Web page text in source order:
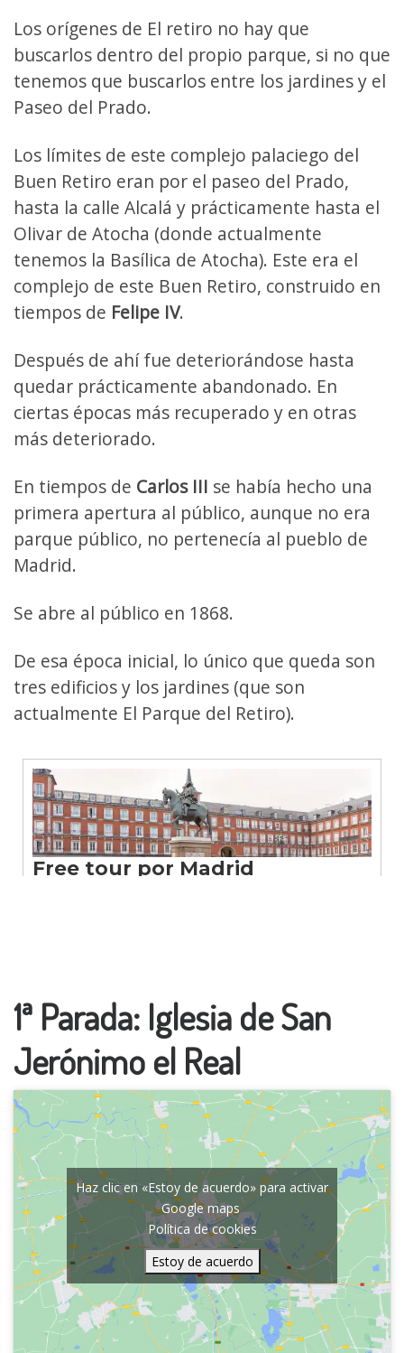
Los orígenes de El retiro no hay que
buscarlos dentro del propio parque, si no que
tenemos que buscarlos entre los jardines y el
Paseo del Prado.
Los límites de este complejo palaciego del
Buen Retiro eran por el paseo del Prado,
hasta la calle Alcalá y prácticamente hasta el
Olivar de Atocha (donde actualmente
tenemos la Basílica de Atocha). Este era el
complejo de este Buen Retiro, construido en
tiempos de Felipe IV.
Después de ahí fue deteriorándose hasta
quedar prácticamente abandonado. En
ciertas épocas más recuperado y en otras
más deteriorado.
En tiempos de Carlos III se había hecho una
primera apertura al público, aunque no era
parque público, no pertenecía al pueblo de
Madrid.
Se abre al público en 1868.
De esa época inicial, lo único que queda son
tres edificios y los jardines (que son
actualmente El Parque del Retiro).
1ª Parada: Iglesia de San
Jerónimo el Real
Haz clic en «Estoy de acuerdo» para activar
Google maps
Política de cookies
Estoy de acuerdo